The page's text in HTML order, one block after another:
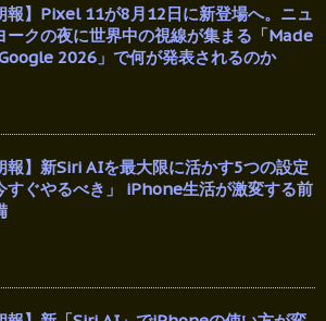
報】Pixel 11が8月12日に新登場へ。ニュ
ークの夜に世界中の視線が集まる「Made
2026」で何が発表されるのか
報】新Siri AIを最大限に活かす5つの設定
すぐやるべき」 iPhone生活が激変する前